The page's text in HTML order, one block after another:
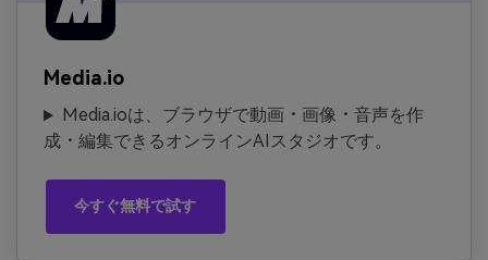
Media.io
Media.ioは、ブラウザで動画・画像・音声を作
成・編集できるオンラインAIスタジオです。
今すぐ無料で試す